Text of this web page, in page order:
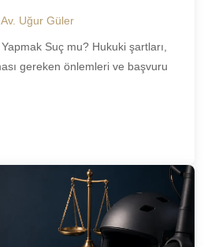
Av. Uğur Güler
Suç mu? Hukuki şartları,
gereken önlemleri ve başvuru